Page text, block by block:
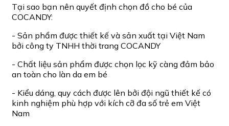
Tại sao bạn nên quyết định chọn đồ cho bé của
COCANDY:
- Sản phẩm được thiết kế và sản xuất tại Việt Nam
bởi công ty TNHH thời trang COCANDY
- Chất liệu sản phẩm được chọn lọc kỹ càng đảm bảo
an toàn cho làn da em bé
- Kiểu dáng, quy cách được lên bởi đội ngũ thiết kế có
kinh nghiệm phù hợp với kích cỡ đa số trẻ em Việt
Nam